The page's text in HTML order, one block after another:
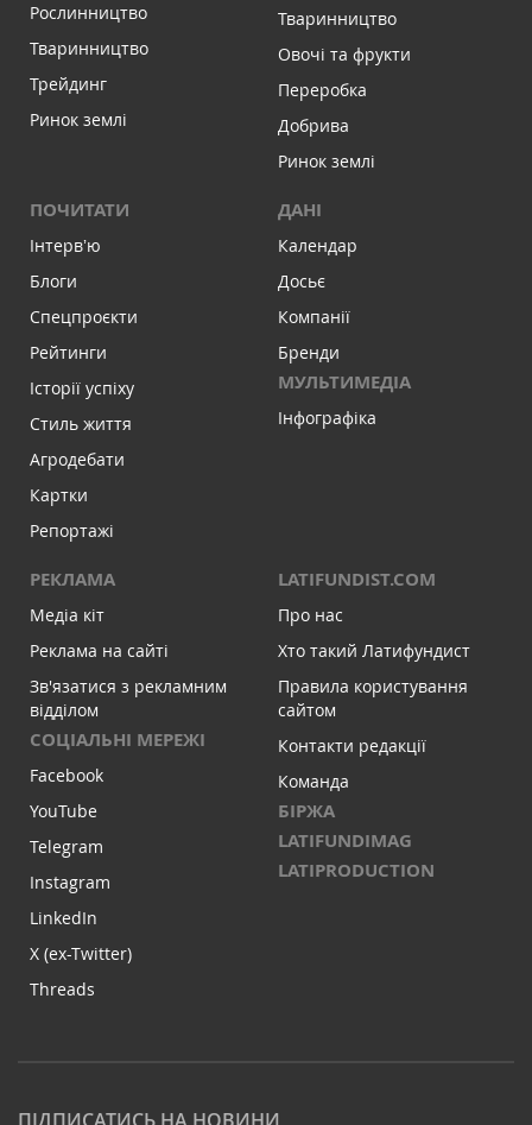
Рослинництво
Тваринництво
Трейдинг
Ринок землі
Тваринництво
Овочі та фрукти
Переробка
Добрива
Ринок землі
ПОЧИТАТИ
Інтервʼю
Блоги
Спецпроєкти
Рейтинги
Історії успіху
Стиль життя
Агродебати
Картки
Репортажі
ДАНІ
Календар
Досьє
Компанії
Бренди
МУЛЬТИМЕДІА
Інфографіка
РЕКЛАМА
Медіа кіт
Реклама на сайті
Зв'язатися з рекламним
відділом
СОЦІАЛЬНІ МЕРЕЖІ
Facebook
YouTube
Telegram
Instagram
LinkedIn
X (ex-Twitter)
Threads
LATIFUNDIST.COM
Про нас
Хто такий Латифундист
Правила користування
сайтом
Контакти редакції
Команда
БІРЖА
LATIFUNDIMAG
LATIPRODUCTION